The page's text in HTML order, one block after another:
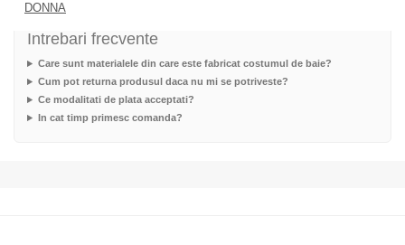
DONNA
Intrebari frecvente
Care sunt materialele din care este fabricat costumul de baie?
Cum pot returna produsul daca nu mi se potriveste?
Ce modalitati de plata acceptati?
In cat timp primesc comanda?